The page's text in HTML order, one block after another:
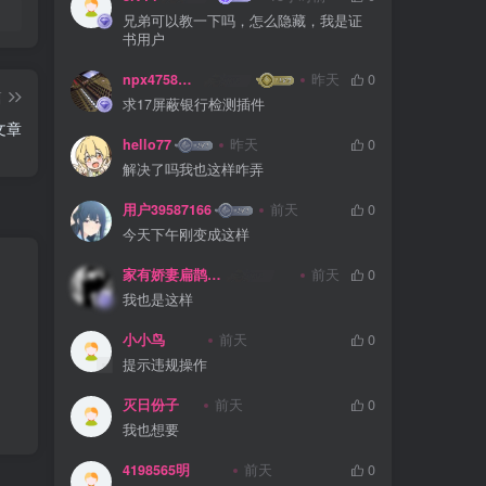
章
兄弟可以教一下吗，怎么隐藏，我是证
书用户
npx475805841 昨天
0
求17屏蔽银行检测插件
hello77 昨天
0
解决了吗我也这样咋弄
用户39587166 前天
0
今天下午刚变成这样
家有娇妻扁鹊难医 前天
0
我也是这样
小小鸟 前天
0
提示违规操作
灭日份子 前天
0
我也想要
4198565明 前天
0